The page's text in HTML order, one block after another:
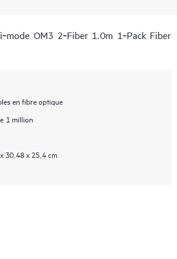
OM3 2‑Fiber 1.0m 1‑Pack Fiber
en fibre optique
1 million
30,48 x 25,4 cm